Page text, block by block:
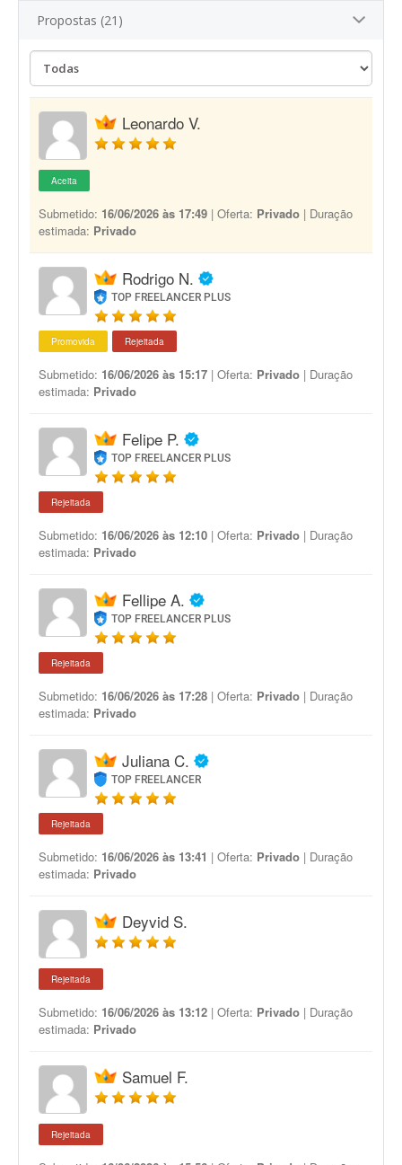
Propostas (21)
Leonardo V.
Aceita
Submetido: 16/06/2026 às 17:49 | Oferta: Privado | Duração
estimada: Privado
Rodrigo N.
TOP FREELANCER PLUS
Promovida Rejeitada
Submetido: 16/06/2026 às 15:17 | Oferta: Privado | Duração
estimada: Privado
Felipe P.
TOP FREELANCER PLUS
Rejeitada
Submetido: 16/06/2026 às 12:10 | Oferta: Privado | Duração
estimada: Privado
Fellipe A.
TOP FREELANCER PLUS
Rejeitada
Submetido: 16/06/2026 às 17:28 | Oferta: Privado | Duração
estimada: Privado
Juliana C.
TOP FREELANCER
Rejeitada
Submetido: 16/06/2026 às 13:41 | Oferta: Privado | Duração
estimada: Privado
Deyvid S.
Rejeitada
Submetido: 16/06/2026 às 13:12 | Oferta: Privado | Duração
estimada: Privado
Samuel F.
Rejeitada